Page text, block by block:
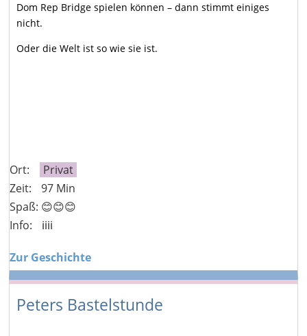
Dom Rep Bridge spielen können – dann stimmt einiges
nicht.
Oder die Welt ist so wie sie ist.
Ort:
Privat
Zeit:
97 Min
Spaß: 😊😊😊
Info:
ℹ️ℹ️ℹ️ℹ️
Zur Geschichte
Peters Bastelstunde